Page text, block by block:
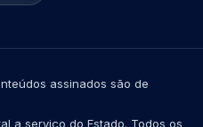
assinados são de
a serviço do Estado. Todos os